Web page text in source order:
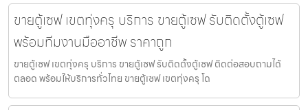
ขายตู้เซฟ เขตทุ่งครุ บริการ ขายตู้เซฟ รับติดตั้งตู้เซฟ
พร้อมทีมงานมืออาชีพ ราคาถูก
ขายตู้เซฟ เขตทุ่งครุ บริการ ขายตู้เซฟ รับติดตั้งตู้เซฟ ติดต่อสอบถามได้
ตลอด พร้อมให้บริการทั่วไทย ขายตู้เซฟ เขตทุ่งครุ โด